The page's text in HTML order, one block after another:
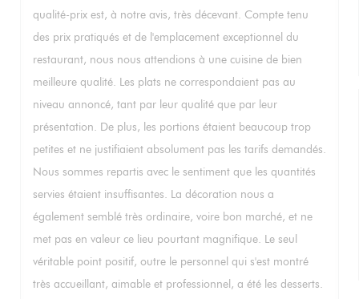
qualité-prix est, à notre avis, très décevant. Compte tenu
des prix pratiqués et de l'emplacement exceptionnel du
restaurant, nous nous attendions à une cuisine de bien
meilleure qualité. Les plats ne correspondaient pas au
niveau annoncé, tant par leur qualité que par leur
présentation. De plus, les portions étaient beaucoup trop
petites et ne justifiaient absolument pas les tarifs demandés.
Nous sommes repartis avec le sentiment que les quantités
servies étaient insuffisantes. La décoration nous a
également semblé très ordinaire, voire bon marché, et ne
met pas en valeur ce lieu pourtant magnifique. Le seul
véritable point positif, outre le personnel qui s'est montré
très accueillant, aimable et professionnel, a été les desserts.